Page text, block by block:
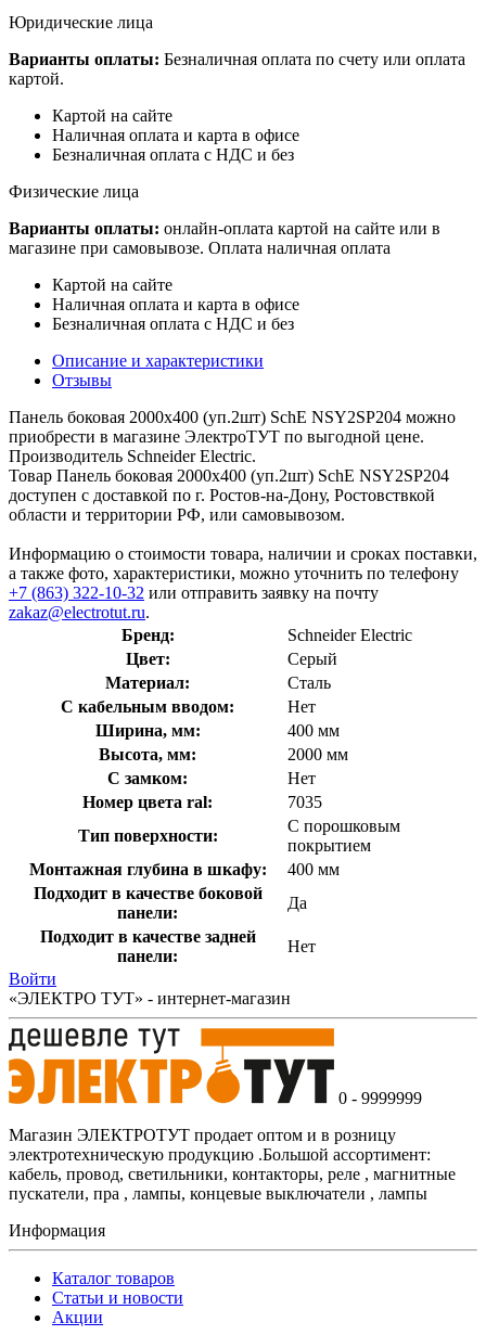
Юридические лица
Варианты оплаты: Безналичная оплата по счету или оплата
картой.
Картой на сайте
Наличная оплата и карта в офисе
Безналичная оплата с НДС и без
Физические лица
Варианты оплаты: онлайн-оплата картой на сайте или в
магазине при самовывозе. Оплата наличная оплата
Картой на сайте
Наличная оплата и карта в офисе
Безналичная оплата с НДС и без
Описание и характеристики
Отзывы
Панель боковая 2000х400 (уп.2шт) SchE NSY2SP204 можно
приобрести в магазине ЭлектроТУТ по выгодной цене.
Производитель Schneider Electric.
Товар Панель боковая 2000х400 (уп.2шт) SchE NSY2SP204
доступен с доставкой по г. Ростов-на-Дону, Ростовствкой
области и территории РФ, или самовывозом.
Информацию о стоимости товара, наличии и сроках поставки,
а также фото, характеристики, можно уточнить по телефону
+7 (863) 322-10-32 или отправить заявку на почту
zakaz@electrotut.ru.
Бренд:
Schneider Electric
Цвет:
Серый
Материал:
Сталь
С кабельным вводом:
Нет
Ширина, мм:
400 мм
Высота, мм:
2000 мм
С замком:
Нет
Номер цвета ral:
7035
Тип поверхности:
С порошковым
покрытием
Монтажная глубина в шкафу:
400 мм
Подходит в качестве боковой
панели:
Да
Подходит в качестве задней
панели:
Нет
Войти
«ЭЛЕКТРО ТУТ» - интернет-магазин
0 - 9999999
Магазин ЭЛЕКТРОТУТ продает оптом и в розницу
электротехническую продукцию .Большой ассортимент:
кабель, провод, светильники, контакторы, реле , магнитные
пускатели, пра , лампы, концевые выключатели , лампы
Информация
Каталог товаров
Статьи и новости
Акции